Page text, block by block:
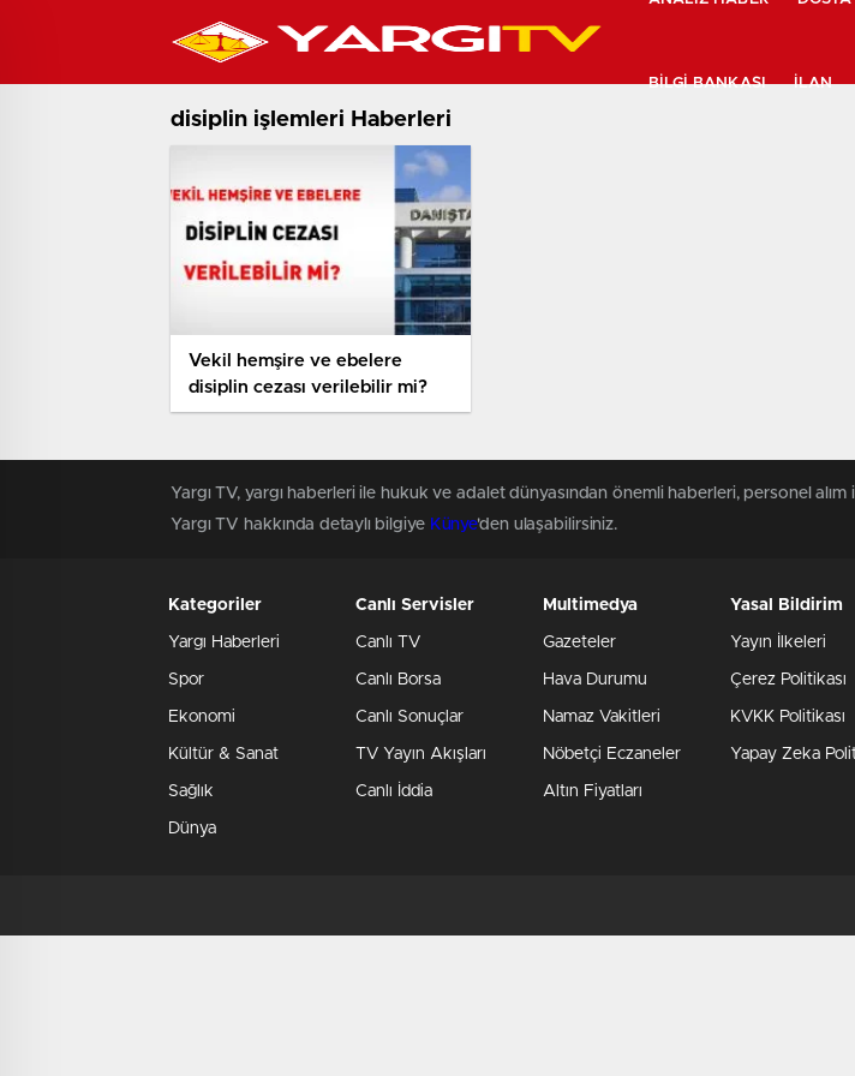
BILGI BANKASI İLAN
disiplin işlemleri Haberleri
Vekil hemşire ve ebelere
disiplin cezası verilebilir mi?
Yargı TV, yargı haberleri ile hukuk ve adalet dünyasından önemli haberleri, personel
Yargı TV hakkında detaylı bilgiye Künye'den ulaşabilirsiniz.
Kategoriler
Yargı Haberleri
Spor
Ekonomi
Kültür & Sanat
Sağlık
Dünya
Canlı Servisler
Canlı TV
Canlı Borsa
Canlı Sonuçlar
TV Yayın Akışları
Canlı İddia
Multimedya
Gazeteler
Hava Durumu
Namaz Vakitleri
Nöbetçi Eczaneler
Altın Fiyatları
Yasal Bildirim
Yayın İlkeleri
Çerez Politikası
KVKK Politikası
Yapay Zeka